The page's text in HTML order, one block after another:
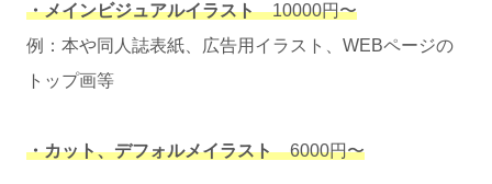
・メインビジュアルイラスト10000円〜
例：本や同人誌表紙、広告用イラスト、WEBページの
トップ画等
・カット、デフォルメイラスト6000円〜